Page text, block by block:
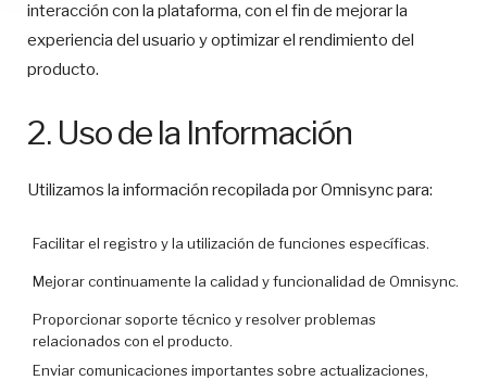
interacción con la plataforma, con el fin de mejorar la
experiencia del usuario y optimizar el rendimiento del
producto.
2. Uso de la Información
Utilizamos la información recopilada por Omnisync para:
Facilitar el registro y la utilización de funciones específicas.
Mejorar continuamente la calidad y funcionalidad de Omnisync.
Proporcionar soporte técnico y resolver problemas
relacionados con el producto.
Enviar comunicaciones importantes sobre actualizaciones,